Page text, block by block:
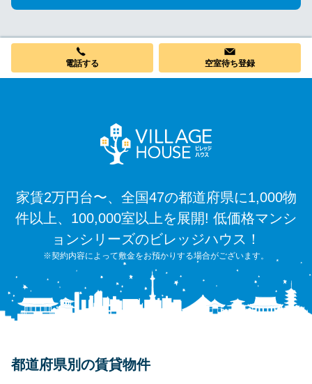
電話する 空室待ち登録
家賃2万円台〜、全国47の都道府県に1,000物
件以上、100,000室以上を展開! 低価格マンシ
ョンシリーズのビレッジハウス！
※契約内容によって敷金をお預かりする場合がございます。
都道府県別の賃貸物件